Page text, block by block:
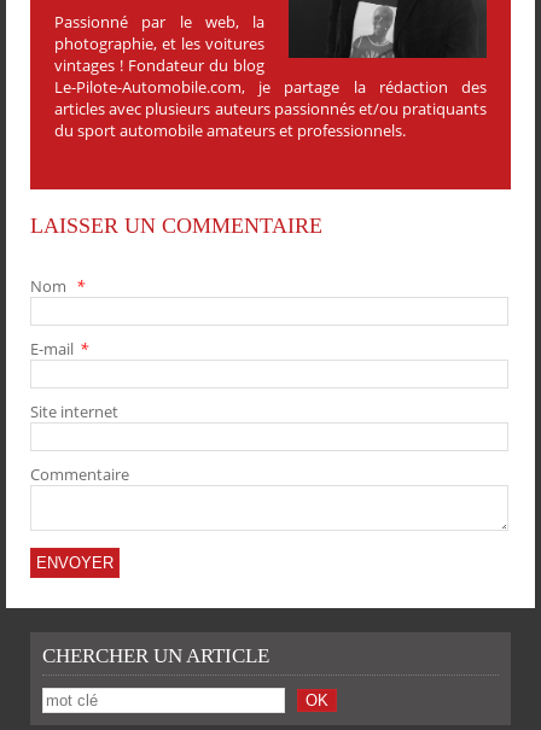
Passionné par le web, la
photographie, et les voitures
vintages ! Fondateur du blog
Le-Pilote-Automobile.com, je partage la rédaction des
articles avec plusieurs auteurs passionnés et/ou pratiquants
du sport automobile amateurs et professionnels.
LAISSER UN COMMENTAIRE
Nom *
E-mail *
Site internet
Commentaire
CHERCHER UN ARTICLE